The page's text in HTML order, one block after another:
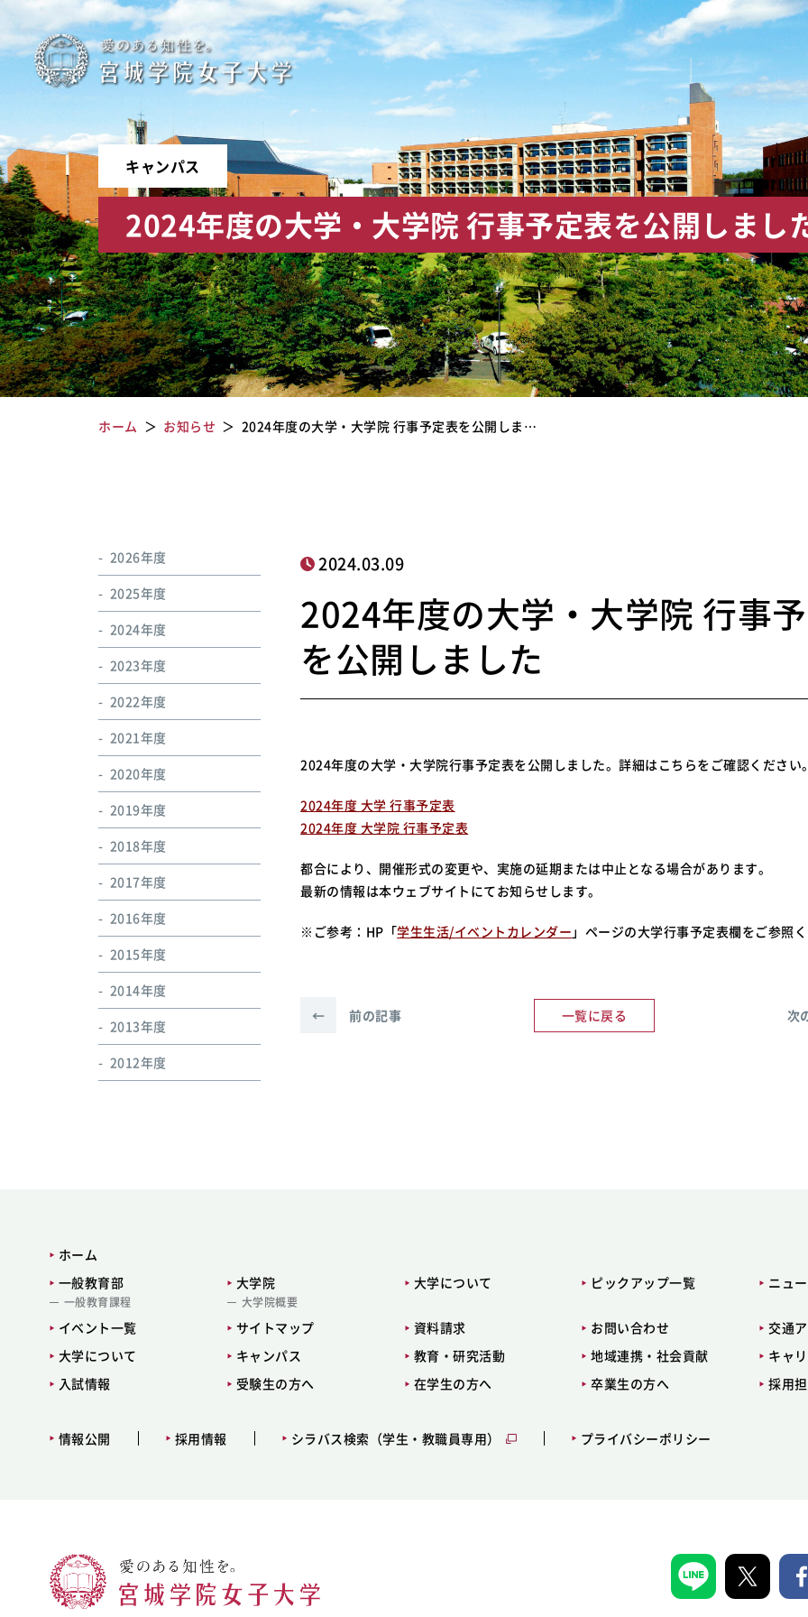
宮
城
学
院
女
子
大
学
キャンパス
2024年度の大学・大学院 行事予定表を公開しまし
ホーム お知らせ 2024年度の大学・大学院 行事予定表を公開しま…
2024.03.09
2024年度の大学・大学院 行事
を公開しました
2024年度の大学・大学院行事予定表を公開しました。詳細はこちらをご確認ください。
2024年度 大学 行事予定表
2024年度 大学院 行事予定表
都合により、開催形式の変更や、実施の延期または中止となる場合があります。
最新の情報は本ウェブサイトにてお知らせします。
※ご参考：HP「学生生活/イベントカレンダー 」ページの大学行事予定表欄をご参照
← 前の記事 一覧に戻る 次
2026年度
2025年度
2024年度
2023年度
2022年度
2021年度
2020年度
2019年度
2018年度
2017年度
2016年度
2015年度
2014年度
2013年度
2012年度
ホーム
一般教育部
一般教育課程
大学院
大学院概要
大学について ピックアップ一覧 ニュ
イベント一覧 サイトマップ 資料請求 お問い合わせ
交通
大学について
キャンパス 教育・研究活動 地域連携・社会貢献
キャ
入試情報
受験生の方へ 在学生の方へ 卒業生の方へ 採用
情報公開 採用情報 シラバス検索（学生・教職員専用） プライバシーポリシー